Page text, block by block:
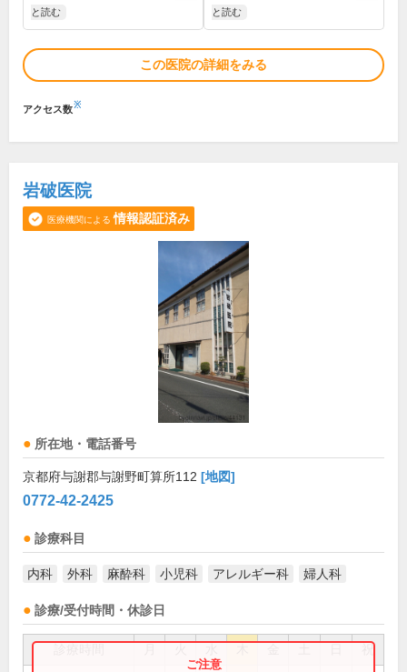
と読む
と読む
この医院の詳細をみる
アクセス数※
岩破医院
医療機関による 情報認証済み
所在地・電話番号
京都府与謝郡与謝野町算所112 [地図]
0772-42-2425
診療科目
内科 外科 麻酔科 小児科 アレルギー科 婦人科
診療/受付時間・休診日
祝